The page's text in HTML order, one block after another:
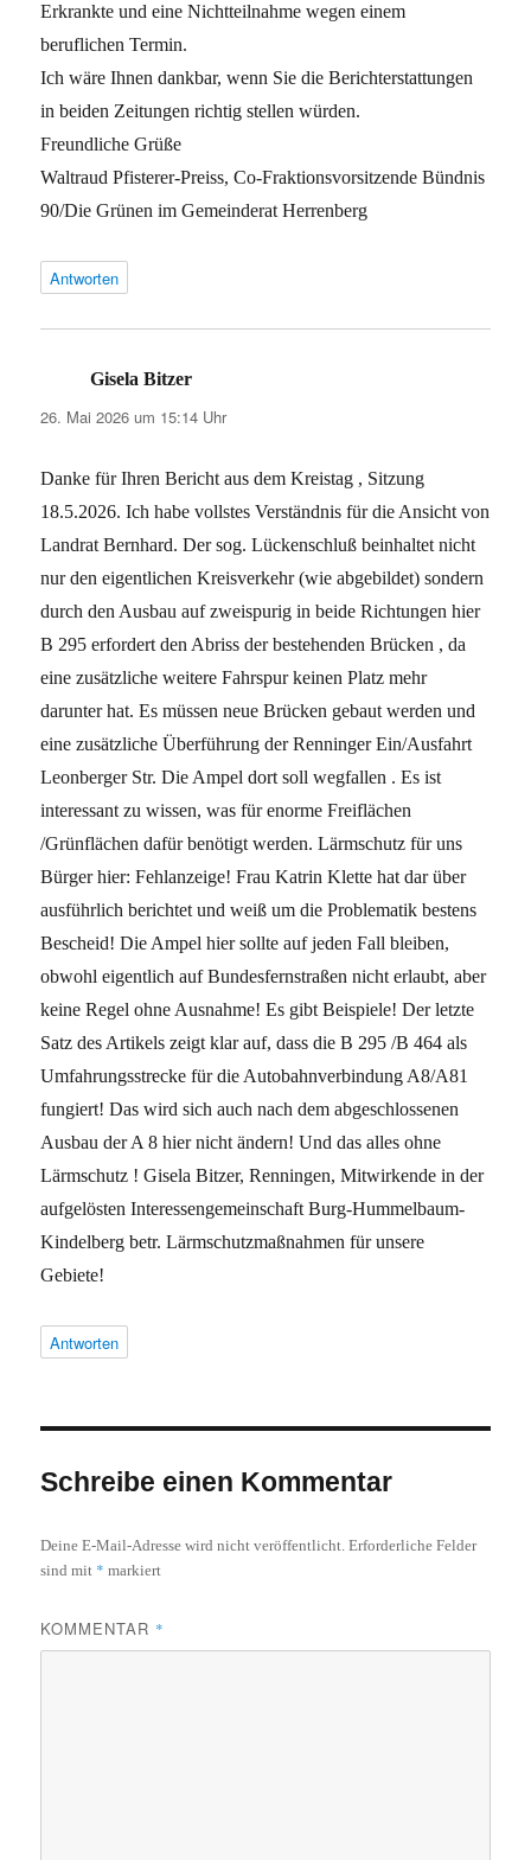
Erkrankte und eine Nichtteilnahme wegen einem
beruflichen Termin.
Ich wäre Ihnen dankbar, wenn Sie die Berichterstattungen
in beiden Zeitungen richtig stellen würden.
Freundliche Grüße
Waltraud Pfisterer-Preiss, Co-Fraktionsvorsitzende Bündnis
90/Die Grünen im Gemeinderat Herrenberg
Antworten
Gisela Bitzer
26. Mai 2026 um 15:14 Uhr
Danke für Ihren Bericht aus dem Kreistag , Sitzung
18.5.2026. Ich habe vollstes Verständnis für die Ansicht von
Landrat Bernhard. Der sog. Lückenschluß beinhaltet nicht
nur den eigentlichen Kreisverkehr (wie abgebildet) sondern
durch den Ausbau auf zweispurig in beide Richtungen hier
B 295 erfordert den Abriss der bestehenden Brücken , da
eine zusätzliche weitere Fahrspur keinen Platz mehr
darunter hat. Es müssen neue Brücken gebaut werden und
eine zusätzliche Überführung der Renninger Ein/Ausfahrt
Leonberger Str. Die Ampel dort soll wegfallen . Es ist
interessant zu wissen, was für enorme Freiflächen
/Grünflächen dafür benötigt werden. Lärmschutz für uns
Bürger hier: Fehlanzeige! Frau Katrin Klette hat dar über
ausführlich berichtet und weiß um die Problematik bestens
Bescheid! Die Ampel hier sollte auf jeden Fall bleiben,
obwohl eigentlich auf Bundesfernstraßen nicht erlaubt, aber
keine Regel ohne Ausnahme! Es gibt Beispiele! Der letzte
Satz des Artikels zeigt klar auf, dass die B 295 /B 464 als
Umfahrungsstrecke für die Autobahnverbindung A8/A81
fungiert! Das wird sich auch nach dem abgeschlossenen
Ausbau der A 8 hier nicht ändern! Und das alles ohne
Lärmschutz ! Gisela Bitzer, Renningen, Mitwirkende in der
aufgelösten Interessengemeinschaft Burg-Hummelbaum-
Kindelberg betr. Lärmschutzmaßnahmen für unsere
Gebiete!
Antworten
Schreibe einen Kommentar
Deine E-Mail-Adresse wird nicht veröffentlicht. Erforderliche Felder
sind mit * markiert
KOMMENTAR *